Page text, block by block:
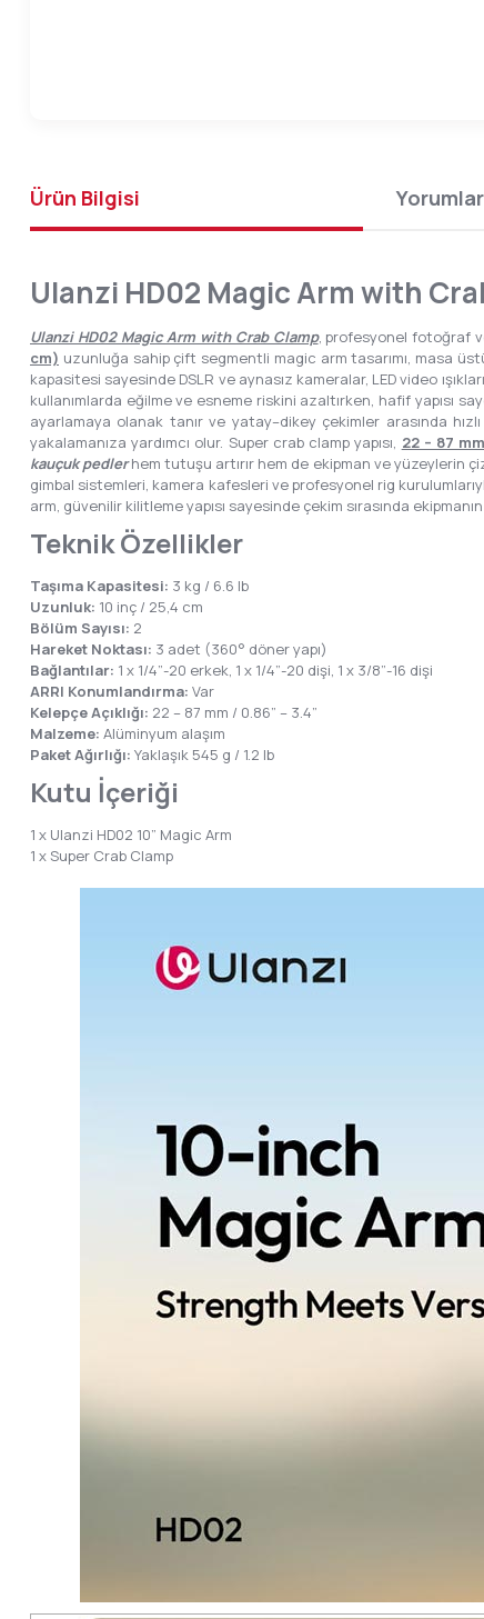
Ürün Bilgisi Yorumlar
Ulanzi HD02 Magic Arm with
Ulanzi HD02 Magic Arm with Crab Clamp, profesyonel fotoğraf
cm) uzunluğa sahip çift segmentli magic arm tasarımı, masa
kapasitesi sayesinde DSLR ve aynasız kameralar, LED video
kullanımlarda eğilme ve esneme riskini azaltırken, hafif yapısı
ayarlamaya olanak tanır ve yatay–dikey çekimler arasında
yakalamanıza yardımcı olur. Super crab clamp yapısı, 22 – 87
kauçuk pedlerhem tutuşu artırır hem de ekipman ve yüzeylerin
gimbal sistemleri, kamera kafesleri ve profesyonel rig
arm, güvenilir kilitleme yapısı sayesinde çekim sırasında
Teknik Özellikler
Taşıma Kapasitesi: 3 kg / 6.6 lb
Uzunluk: 10 inç / 25,4 cm
Bölüm Sayısı: 2
Hareket Noktası: 3 adet (360° döner yapı)
Bağlantılar: 1 x 1/4”-20 erkek, 1 x 1/4”-20 dişi, 1 x 3/8”-16 dişi
ARRI Konumlandırma: Var
Kelepçe Açıklığı: 22 – 87 mm / 0.86” – 3.4”
Malzeme: Alüminyum alaşım
Paket Ağırlığı: Yaklaşık 545 g / 1.2 lb
Kutu İçeriği
1 x Ulanzi HD02 10” Magic Arm
1 x Super Crab Clamp